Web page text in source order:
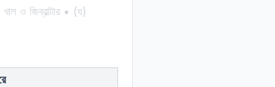
ও জিব্রাল্টার • (ঘ)